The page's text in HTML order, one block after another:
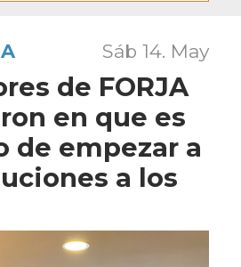
Sáb 14. May
de FORJA
en que es
de empezar a
a los